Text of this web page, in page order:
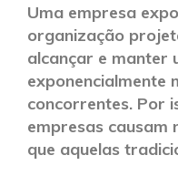
Uma empresa
organização
alcançar e manter
exponencialmente
concorrentes. Por
empresas causam
que aquelas